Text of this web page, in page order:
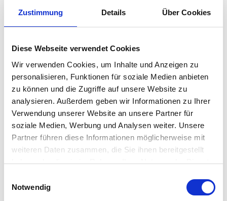
Zustimmung Details Über Cookies
Diese Webseite verwendet Cookies
Wir verwenden Cookies, um Inhalte und Anzeigen zu
personalisieren, Funktionen für soziale Medien anbieten
zu können und die Zugriffe auf unsere Website zu
analysieren. Außerdem geben wir Informationen zu Ihrer
Verwendung unserer Website an unsere Partner für
soziale Medien, Werbung und Analysen weiter. Unsere
Partner führen diese Informationen möglicherweise mit
weiteren Daten zusammen, die Sie ihnen bereitgestellt
haben oder die sie im Rahmen Ihrer Nutzung der Dienste
Notwendig
hotspots? Need to know you can access your
shop? IGEL has you covered. Now you can use your
IGELCafé Wireless.
With IGEL Linux version 5.3.100 or higher, including
IGEL UDC2, automatic WiFi roaming gives you the
ability to connect when and where you want. With a
few simple configurations for your wireless
networks your device is ready to roam, keeping
you connected and productive.
Wireless
to learn more. Then, sit back and enjoy
your Latte Macchiato while you access your email